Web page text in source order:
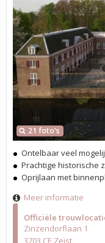
Officiële
Zinzendorflaan 1
3703 CE Zeist
21 foto's
Ontelbaar veel
Prachtige historische
Oprijlaan met
Meer informatie